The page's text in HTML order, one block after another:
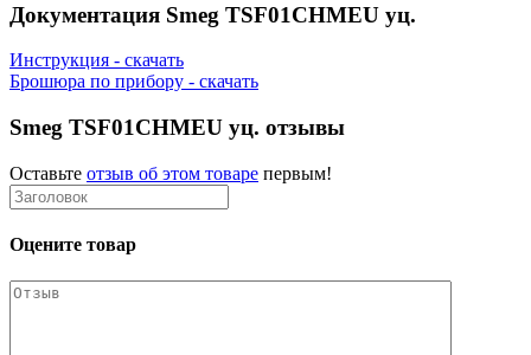
Документация Smeg TSF01CHMEU уц.
Инструкция - скачать
Брошюра по прибору - скачать
Smeg TSF01CHMEU уц. отзывы
Оставьте отзыв об этом товаре первым!
Оцените товар